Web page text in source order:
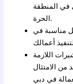
في المنطقة
الحرة.
مناسبة في
اللازمة
من الامتثال